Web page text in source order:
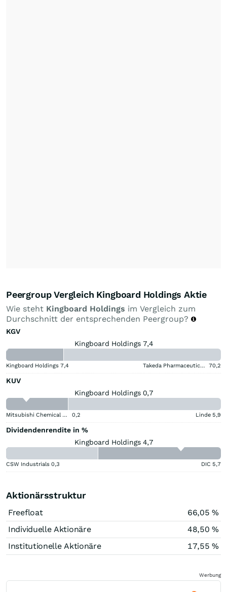
Peergroup Vergleich Kingboard Holdings Aktie
Wie steht Kingboard Holdings im Vergleich zum
Durchschnitt der entsprechenden Peergroup?
KGV
Kingboard Holdings 7,4
Kingboard Holdings 7,4 Takeda Pharmaceutical Aktie 70,2
KUV
Kingboard Holdings 0,7
Mitsubishi Chemical Group Corporation 0,2 Linde 5,9
Dividendenrendite in %
Kingboard Holdings 4,7
CSW Industrials 0,3 DIC 5,7
Aktionärsstruktur
Freefloat
66,05 %
Individuelle Aktionäre
48,50 %
Institutionelle Aktionäre
17,55 %
Werbung